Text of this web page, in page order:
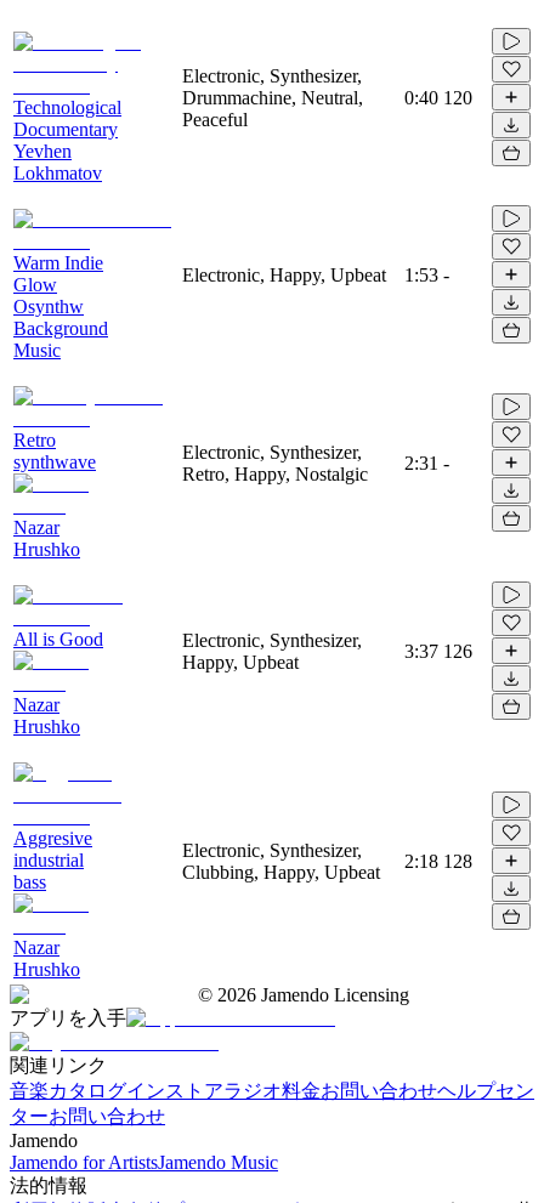
Technological
Documentary
Yevhen
Lokhmatov
Electronic, Synthesizer,
Drummachine, Neutral,
Peaceful
0:40 120
Warm Indie
Glow
Osynthw
Background
Music
Electronic, Happy, Upbeat 1:53 -
Retro
synthwave
Nazar
Hrushko
Electronic, Synthesizer,
Retro, Happy, Nostalgic
2:31 -
All is Good
Nazar
Hrushko
Electronic, Synthesizer,
Happy, Upbeat
3:37 126
Aggresive
industrial
bass
Nazar
Hrushko
Electronic, Synthesizer,
Clubbing, Happy, Upbeat
2:18 128
© 2026 Jamendo Licensing
アプリを入手
関連リンク
音楽カタログインストアラジオ料金お問い合わせヘルプセン
ターお問い合わせ
Jamendo
Jamendo for ArtistsJamendo Music
法的情報